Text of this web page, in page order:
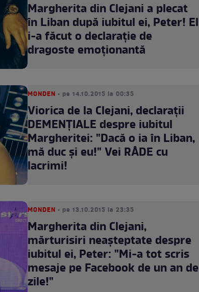
Margherita din Clejani a plecat
în Liban după iubitul ei, Peter! El
i-a făcut o declaraţie de
dragoste emoţionantă
MONDEN • pe 14.10.2015 la 00:35
Viorica de la Clejani, declaraţii
DEMENŢIALE despre iubitul
Margheritei: "Dacă o ia în Liban,
mă duc şi eu!" Vei RÂDE cu
lacrimi!
MONDEN • pe 13.10.2015 la 23:35
Margherita din Clejani,
mărturisiri neaşteptate despre
iubitul ei, Peter: "Mi-a tot scris
mesaje pe Facebook de un an de
zile!"